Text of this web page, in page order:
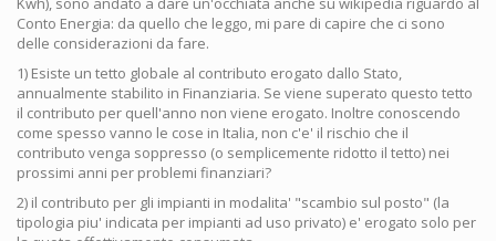
Conto Energia: da quello che leggo, mi pare di capire che ci sono
delle considerazioni da fare.
1) Esiste un tetto globale al contributo erogato dallo Stato,
annualmente stabilito in Finanziaria. Se viene superato questo tetto
il contributo per quell'anno non viene erogato. Inoltre conoscendo
come spesso vanno le cose in Italia, non c'e' il rischio che il
contributo venga soppresso (o semplicemente ridotto il tetto) nei
prossimi anni per problemi finanziari?
2) il contributo per gli impianti in modalita' "scambio sul posto" (la
tipologia piu' indicata per impianti ad uso privato) e' erogato solo per